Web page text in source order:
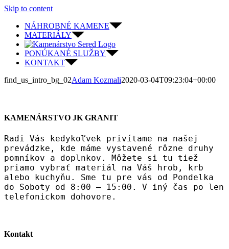
Skip to content
NÁHROBNÉ KAMENE
MATERIÁLY
PONÚKANÉ SLUŽBY
KONTAKT
find_us_intro_bg_02Adam Kozmali2020-03-04T09:23:04+00:00
KAMENÁRSTVO JK GRANIT
Radi Vás kedykoľvek privítame na našej
prevádzke, kde máme vystavené rôzne druhy
pomníkov a doplnkov. Môžete si tu tiež
priamo vybrať materiál na Váš hrob, krb
alebo kuchyňu. Sme tu pre vás od Pondelka
do Soboty od 8:00 – 15:00. V iný čas po len
telefonickom dohovore.
Kontakt